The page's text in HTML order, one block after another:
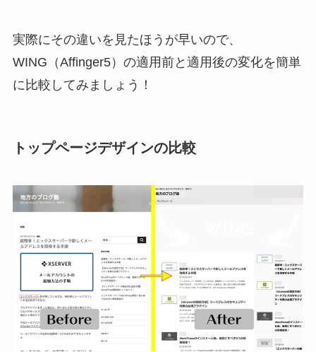
実際にその違いを見たほうが早いので、
WING（Affinger5）の適用前と適用後の変化を簡単
に比較してみましょう！
トップページデザインの比較